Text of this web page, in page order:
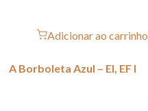
Adicionar ao carrinho
A Borboleta Azul – EI, EF I